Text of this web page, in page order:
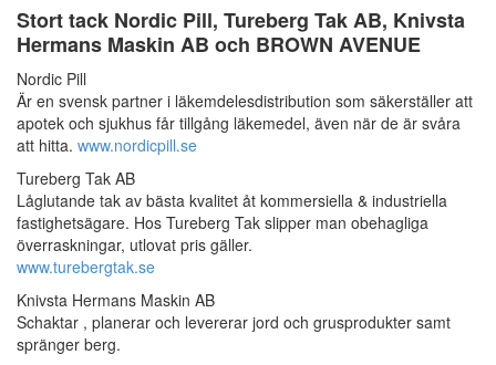
Stort tack Nordic Pill, Tureberg Tak AB, Knivsta
Hermans Maskin AB och BROWN AVENUE
Nordic Pill
Är en svensk partner i läkemdelesdistribution som säkerställer att
apotek och sjukhus får tillgång läkemedel, även när de är svåra
att hitta. www.nordicpill.se
Tureberg Tak AB
Låglutande tak av bästa kvalitet åt kommersiella & industriella
fastighetsägare. Hos Tureberg Tak slipper man obehagliga
överraskningar, utlovat pris gäller.
www.turebergtak.se
Knivsta Hermans Maskin AB
Schaktar , planerar och levererar jord och grusprodukter samt
spränger berg.